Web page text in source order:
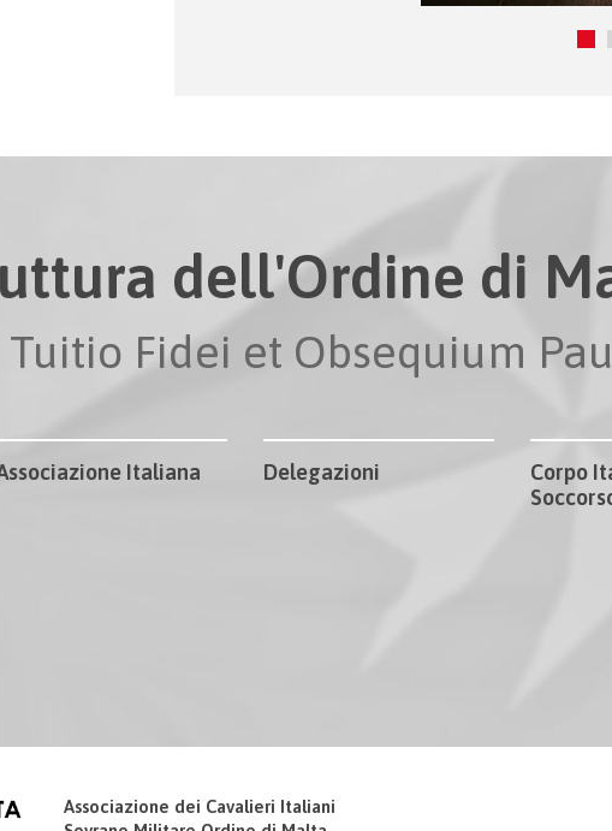
dell'Ordine di
Tuitio Fidei et Obsequium
Italiana Delegazioni
Corpo
Associazione dei Cavalieri Italiani